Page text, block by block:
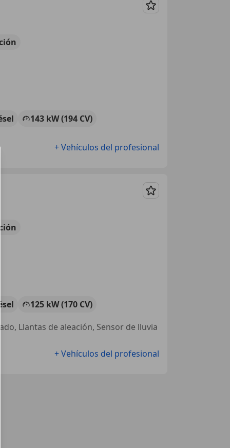
Guardar
143 kW (194 CV)
+ Vehículos del profesional
Guardar
125 kW (170 CV)
Llantas de aleación, Sensor de lluvia
+ Vehículos del profesional